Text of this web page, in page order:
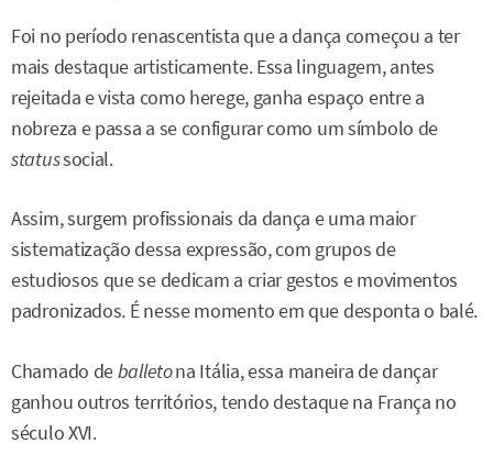
Foi no período renascentista que a dança começou a ter
mais destaque artisticamente. Essa linguagem, antes
rejeitada e vista como herege, ganha espaço entre a
nobreza e passa a se configurar como um símbolo de
statussocial.
Assim, surgem profissionais da dança e uma maior
sistematização dessa expressão, com grupos de
estudiosos que se dedicam a criar gestos e movimentos
padronizados. É nesse momento em que desponta o balé.
Chamado deballetona Itália, essa maneira de dançar
ganhou outros territórios, tendo destaque na França no
século XVI.